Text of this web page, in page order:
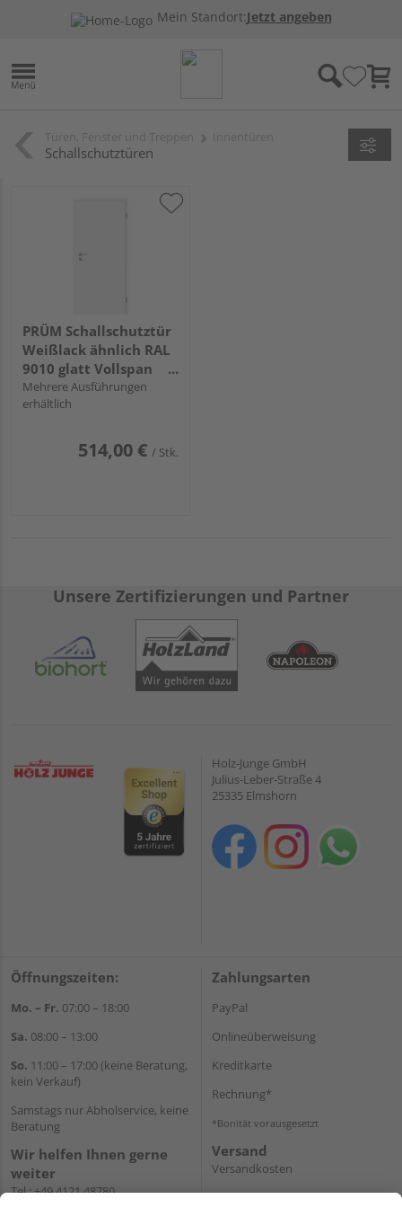
Mein Standort:Jetzt angeben
Schallschutztüren
PRÜM Schallschutztür
Weißlack ähnlich RAL
9010 glatt Vollspan
KK3 SSK1
Beanspruchungsgruppe
"FUNKTION"
Mehrere Ausführungen
erhältlich
514,00 € / Stk.
Unsere Zertifizierungen und Partner
Holz-Junge GmbH
Julius-Leber-Straße 4
25335 Elmshorn
Öffnungszeiten:
Mo. – Fr. 07:00 – 18:00
Sa. 08:00 – 13:00
So. 11:00 – 17:00 (keine Beratung,
kein Verkauf)
Samstags nur Abholservice, keine
Beratung
Wir helfen Ihnen gerne
weiter
Tel.:+49 4121 48780
Zahlungsarten
PayPal
Onlineüberweisung
Kreditkarte
Rechnung*
*Bonität vorausgesetzt
Versand
Versandkosten